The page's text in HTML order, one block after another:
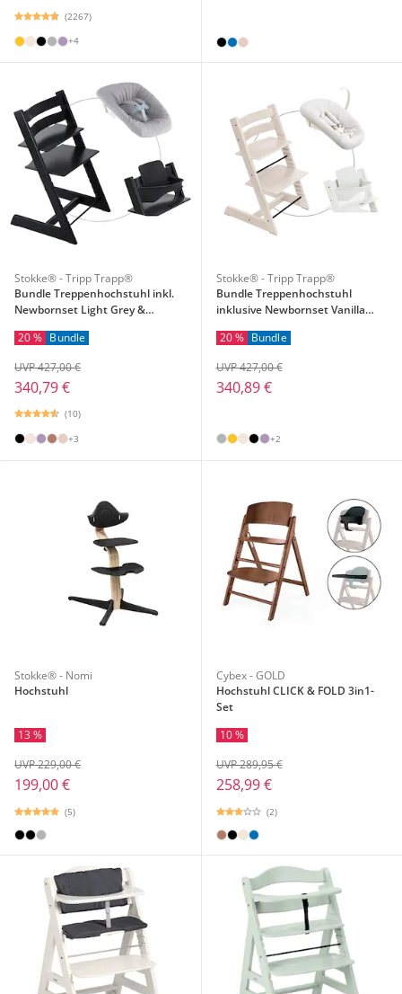
(2267)
+4
Stokke® - Tripp Trapp®
Bundle Treppenhochstuhl inkl.
Newbornset Light Grey &
20 % Bundle
340,79 €
UVP 427,00 €
(10)
+3
Stokke® - Tripp Trapp®
Bundle Treppenhochstuhl
inklusive Newbornset Vanilla
20 % Bundle
340,89 €
UVP 427,00 €
+2
Stokke® - Nomi
Hochstuhl
13 %
199,00 €
UVP 229,00 €
(5)
Cybex - GOLD
Hochstuhl CLICK & FOLD 3in1-
Set
10 %
258,99 €
UVP 289,95 €
(2)